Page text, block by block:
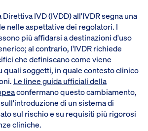
IVD (IVDD) all'IVDR segna una
nelle aspettative dei regolatori. I
più affidarsi a destinazioni d'uso
al contrario, l'IVDR richiede
che definiscano come viene
quali soggetti, in quale contesto clinico
Le linee guida ufficiali della
confermano questo cambiamento,
di un sistema di
sul rischio e su requisiti più rigorosi
cliniche.